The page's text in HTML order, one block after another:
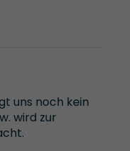
uns noch kein
wird zur